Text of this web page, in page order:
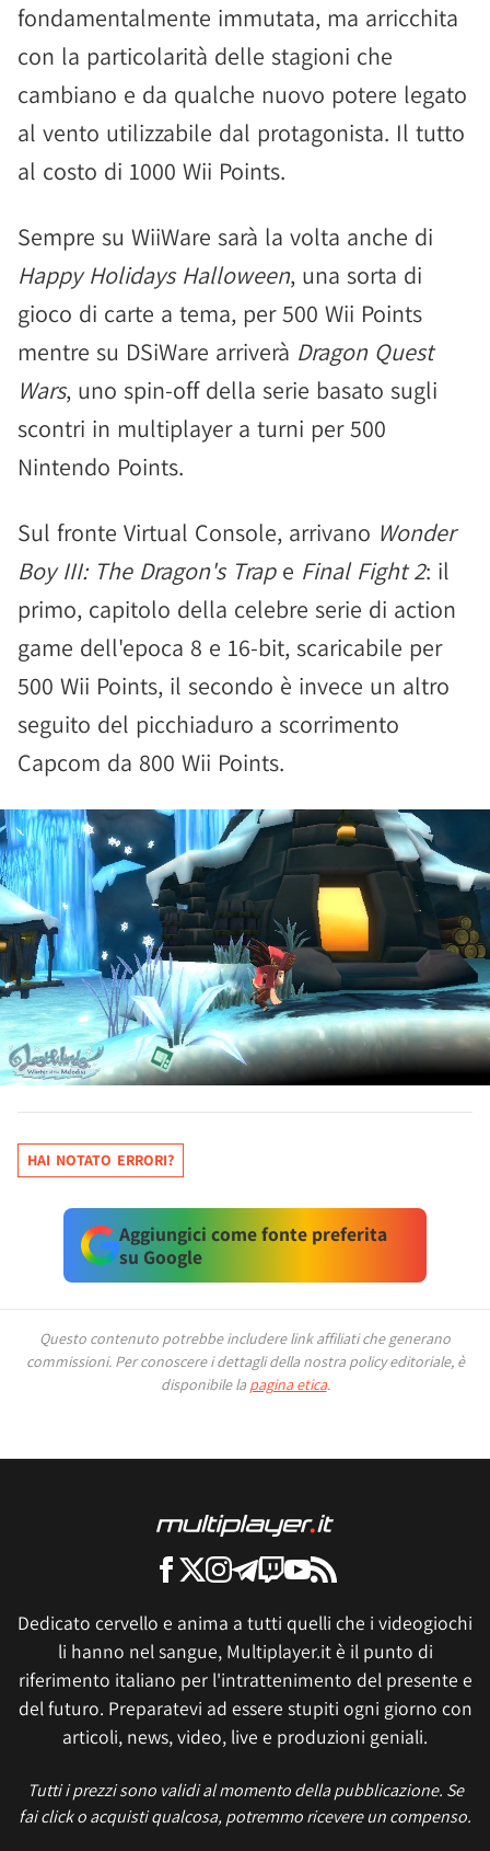
fondamentalmente immutata, ma arricchita
con la particolarità delle stagioni che
cambiano e da qualche nuovo potere legato
al vento utilizzabile dal protagonista. Il tutto
al costo di 1000 Wii Points.
Sempre su WiiWare sarà la volta anche di
Happy Holidays Halloween, una sorta di
gioco di carte a tema, per 500 Wii Points
mentre su DSiWare arriverà Dragon Quest
Wars, uno spin-off della serie basato sugli
scontri in multiplayer a turni per 500
Nintendo Points.
Sul fronte Virtual Console, arrivano Wonder
Boy III: The Dragon's Trape Final Fight 2: il
primo, capitolo della celebre serie di action
game dell'epoca 8 e 16-bit, scaricabile per
500 Wii Points, il secondo è invece un altro
seguito del picchiaduro a scorrimento
Capcom da 800 Wii Points.
HAI NOTATO ERRORI?
Aggiungici come fonte preferita
su Google
Questo contenuto potrebbe includere link affiliati che generano
commissioni. Per conoscere i dettagli della nostra policy editoriale, è
disponibile la pagina etica.
Dedicato cervello e anima a tutti quelli che i videogiochi
li hanno nel sangue, Multiplayer.it è il punto di
riferimento italiano per l'intrattenimento del presente e
del futuro. Preparatevi ad essere stupiti ogni giorno con
articoli, news, video, live e produzioni geniali.
Tutti i prezzi sono validi al momento della pubblicazione. Se
fai click o acquisti qualcosa, potremmo ricevere un compenso.